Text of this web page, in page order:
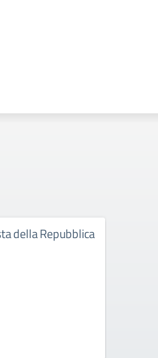
della Repubblica